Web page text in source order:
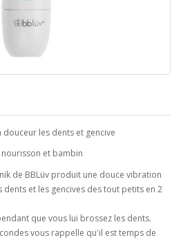
les dents et gencive
et bambin
de BBLüv produit une douce vibration
et les gencives des tout petits en 2
que vous lui brossez les dents.
vous rappelle qu'il est temps de